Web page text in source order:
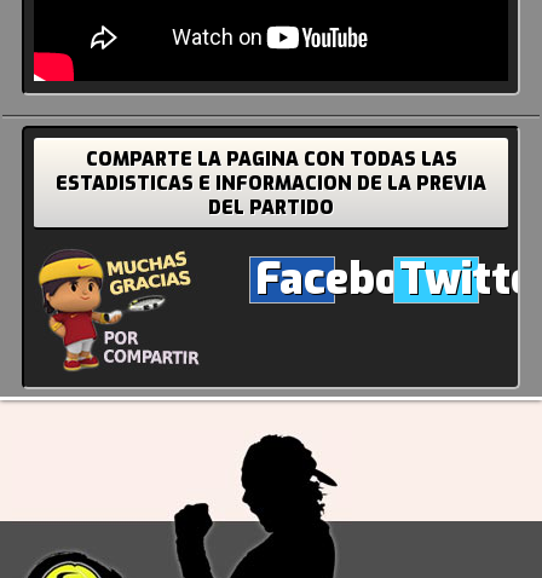
COMPARTE LA PAGINA CON TODAS LAS
ESTADISTICAS E INFORMACION DE LA PREVIA
DEL PARTIDO
Facebook